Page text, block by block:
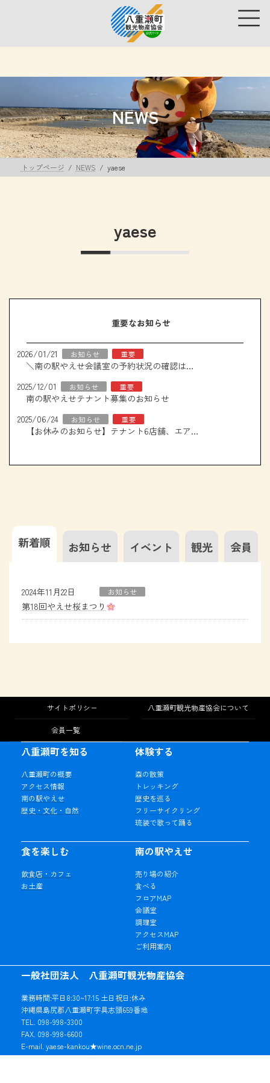
ス
プ
ン
動
NEWS
トップページ NEWS yaese
yaese
重要なお知らせ
2026/01/21 お知らせ 重要
＼南の駅やえせ会議室の予約状況の確認はこちら！／
2025/12/01
お知らせ 重要
南の駅やえせテナント募集のお知らせ
2025/06/24
お知らせ 重要
【お休みのお知らせ】テナント6店舗、エアコン取り換え工事について
新着順 お知らせ イベント 観光 会員
2024年11月22日 お知らせ
第18回やえせ桜まつり
サイトポリシー 八重瀬町観光物産協会について
会員一覧
一般社団法人 八重瀬町観光物産協会
業務時間:平日8:30~17:15 土日祝日:休み
沖縄県島尻郡八重瀬町字具志頭659番地
TEL. 098-998-3300
FAX. 098-998-6600
E-mail. yaese-kankou★wine.ocn.ne.jp
※★マークを「@」に変更してご利用ください。
八重瀬町を知る
八重瀬町の概要
アクセス情報
南の駅やえせ
歴史・文化・自然
体験する
森の散策
トレッキング
歴史を巡る
フリーサイクリング
琉装で歌って踊る
食を楽しむ
飲食店・カフェ
お土産
南の駅やえせ
売り場の紹介
食べる
フロアMAP
会議室
調理室
アクセスMAP
ご利用案内